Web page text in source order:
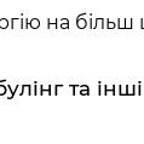
на більш
та